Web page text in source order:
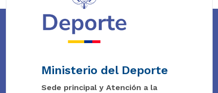
Ministerio del Deporte
Sede principal y Atención a la